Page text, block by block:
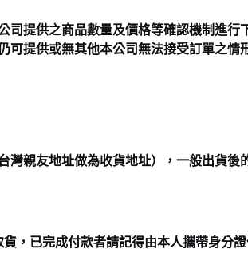
提供之商品數量及價格等確認機制進
提供或無其他本公司無法接受訂單之
灣親友地址做為收貨地址），一般出貨
，已完成付款者請記得由本人攜帶身分